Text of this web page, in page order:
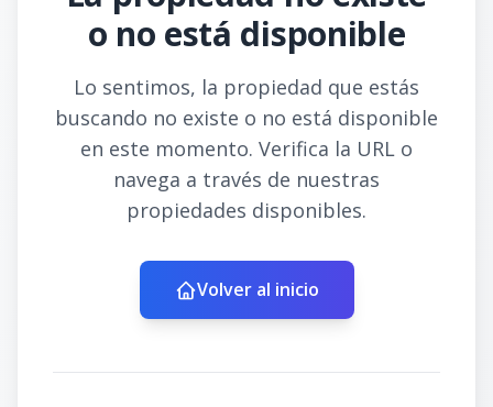
o no está disponible
Lo sentimos, la propiedad que estás
buscando no existe o no está disponible
en este momento. Verifica la URL o
navega a través de nuestras
propiedades disponibles.
Volver al inicio